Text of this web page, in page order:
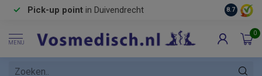
Pick-up point in Duivendrecht 8.7
MENU
0